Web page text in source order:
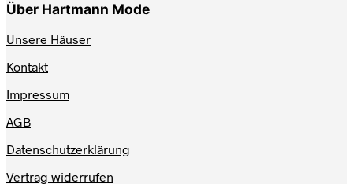
Über Hartmann Mode
Unsere Häuser
Kontakt
Impressum
AGB
Datenschutzerklärung
Vertrag widerrufen